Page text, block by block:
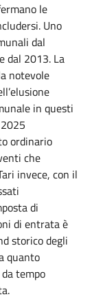
le
Uno
dal
dal 2013. La
notevole
in questi
ordinario
che
invece, con il
di
di entrata è
storico degli
quanto
tempo